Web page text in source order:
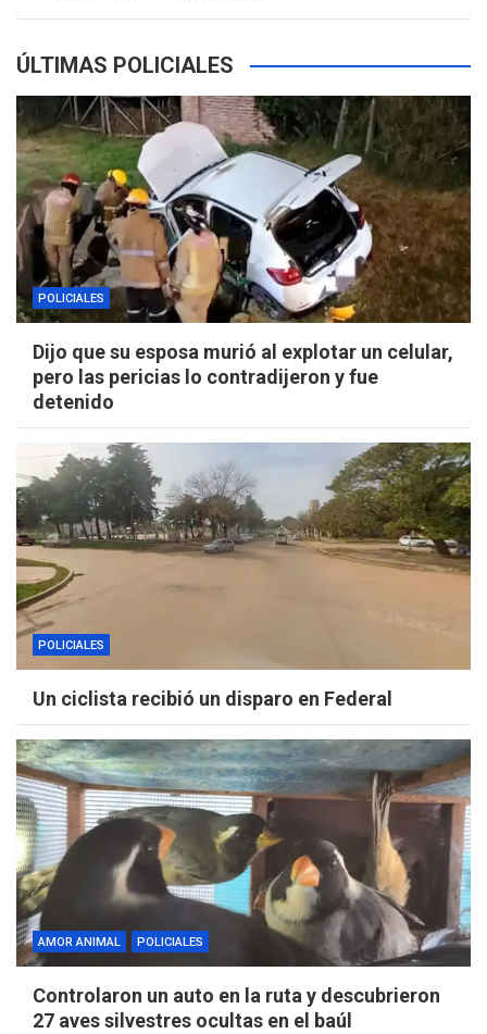
ÚLTIMAS POLICIALES
POLICIALES
Dijo que su esposa murió al explotar un celular,
pero las pericias lo contradijeron y fue
detenido
POLICIALES
Un ciclista recibió un disparo en Federal
AMOR ANIMAL POLICIALES
Controlaron un auto en la ruta y descubrieron
27 aves silvestres ocultas en el baúl